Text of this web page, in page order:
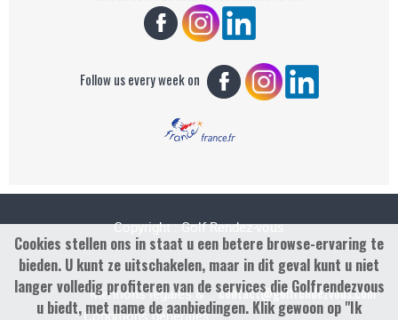
Follow us every week on
Copyright : Golf Rendez-vous
Mentions légales &
Conditions générales
contact@golfrendezvous.com
Cookies stellen ons in staat u een betere browse-ervaring te
bieden. U kunt ze uitschakelen, maar in dit geval kunt u niet
langer volledig profiteren van de services die Golfrendezvous
u biedt, met name de aanbiedingen. Klik gewoon op "Ik